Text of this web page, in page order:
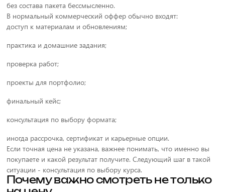
без состава пакета бессмысленно.
В нормальный коммерческий оффер обычно входят:
доступ к материалам и обновлениям;
практика и домашние задания;
проверка работ;
проекты для портфолио;
финальный кейс;
консультация по выбору формата;
иногда рассрочка, сертификат и карьерные опции.
Если точная цена не указана, важнее понимать, что именно вы
покупаете и какой результат получите. Следующий шаг в такой
ситуации - консультация по выбору курса.
Почему важно смотреть не только